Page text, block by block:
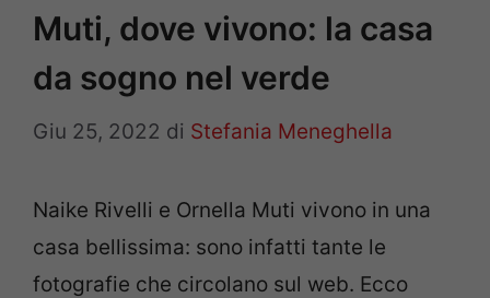
Muti, dove vivono: la casa
da sogno nel verde
Giu 25, 2022 di Stefania Meneghella
Naike Rivelli e Ornella Muti vivono in una
casa bellissima: sono infatti tante le
fotografie che circolano sul web. Ecco